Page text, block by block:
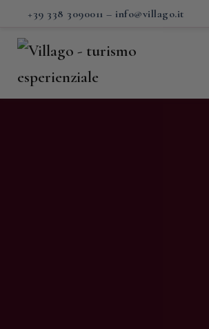
+39 338 3090011 – info@villago.it